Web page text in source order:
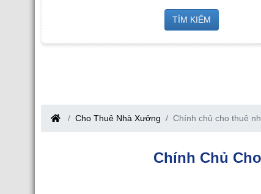
TÌM KIẾM
Bất Động Sản Công
Bắc Giang
Cho Thuê Nhà Xưởng tại Hưng Yên
Cho Thuê Nhà Xưởng Chính chủ cho thuê
Chính Chủ